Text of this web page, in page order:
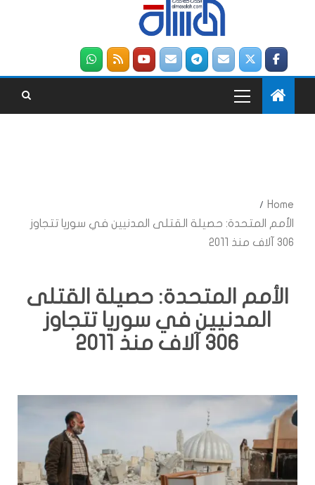
Home
الأمم المتحدة: حصيلة القتلى المدنيين في سوريا تتجاوز
306 آلاف منذ 2011
الأمم المتحدة: حصيلة القتلى
المدنيين في سوريا تتجاوز
306 آلاف منذ 2011